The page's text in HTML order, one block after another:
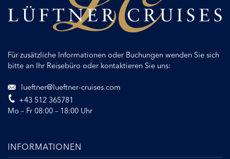
Für zusätzliche Informationen oder Buchungen wenden Sie sich
bitte an Ihr Reisebüro oder kontaktieren Sie uns:
lueftner@lueftner-cruises.com
+43 512 365781
Mo – Fr 08:00 – 18:00 Uhr
INFORMATIONEN